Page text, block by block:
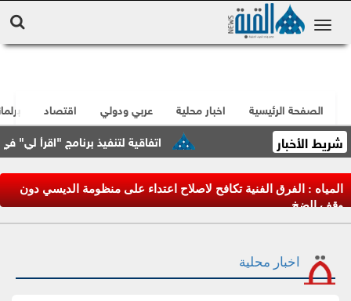
الصفحة الرئيسية اخبار محلية عربي ودولي اقتصاد
شريط الأخبار اتفاقية لتنفيذ برنامج "اقرأ لي" في
المياه : الفرق الفنية تكافح لاصلاح اعتداء على منظومة الديسي دون
وقف الضخ
اخبار محلية